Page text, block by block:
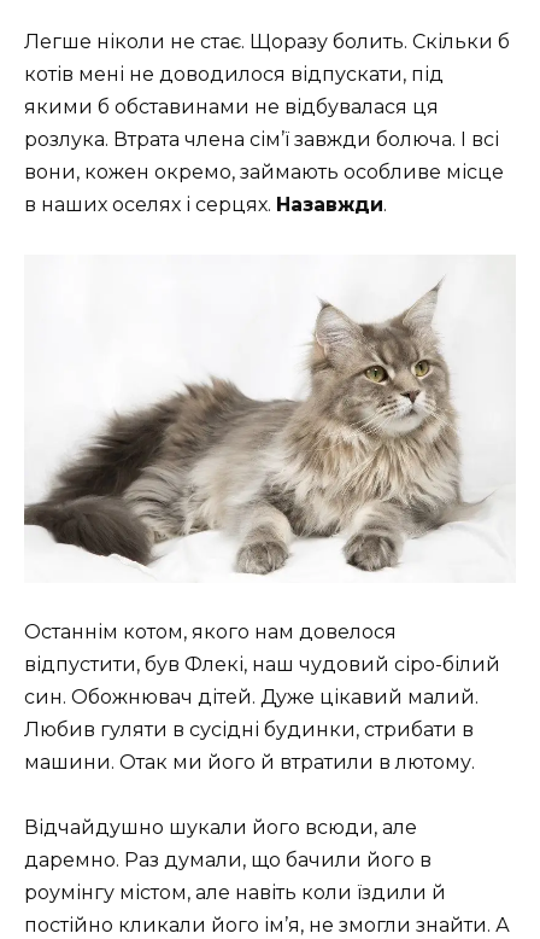
Легше ніколи не стає. Щоразу болить. Скільки б
котів мені не доводилося відпускати, під
якими б обставинами не відбувалася ця
розлука. Втрата члена сім’ї завжди болюча. І всі
вони, кожен окремо, займають особливе місце
в наших оселях і серцях. Назавжди.
Останнім котом, якого нам довелося
відпустити, був Флекі, наш чудовий сіро-білий
син. Обожнювач дітей. Дуже цікавий малий.
Любив гуляти в сусідні будинки, стрибати в
машини. Отак ми його й втратили в лютому.
Відчайдушно шукали його всюди, але
даремно. Раз думали, що бачили його в
роумінгу містом, але навіть коли їздили й
постійно кликали його ім’я, не змогли знайти. А